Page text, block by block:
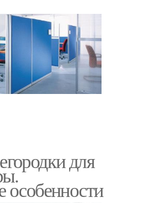
для
особенности